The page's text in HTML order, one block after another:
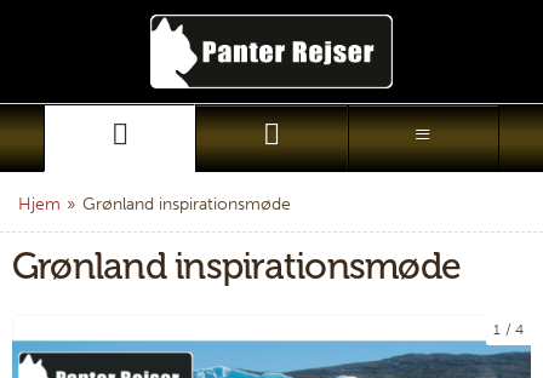
Hjem » Grønland inspirationsmøde
Grønland inspirationsmøde
1 4